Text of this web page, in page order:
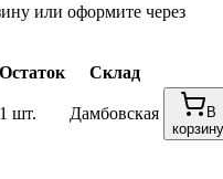
или оформите через
Остаток
Склад
1 шт. Дамбовская
В
корзину